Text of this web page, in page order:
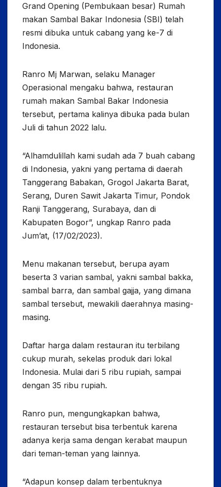
Grand Opening (Pembukaan besar) Rumah
makan Sambal Bakar Indonesia (SBI) telah
resmi dibuka untuk cabang yang ke-7 di
Indonesia.
Ranro Mj Marwan, selaku Manager
Operasional mengaku bahwa, restauran
rumah makan Sambal Bakar Indonesia
tersebut, pertama kalinya dibuka pada bulan
Juli di tahun 2022 lalu.
“Alhamdulillah kami sudah ada 7 buah cabang
di Indonesia, yakni yang pertama di daerah
Tanggerang Babakan, Grogol Jakarta Barat,
Serang, Duren Sawit Jakarta Timur, Pondok
Ranji Tanggerang, Surabaya, dan di
Kabupaten Bogor”, ungkap Ranro pada
Jum’at, (17/02/2023).
Menu makanan tersebut, berupa ayam
beserta 3 varian sambal, yakni sambal bakka,
sambal barra, dan sambal gajja, yang dimana
sambal tersebut, mewakili daerahnya masing-
masing.
Daftar harga dalam restauran itu terbilang
cukup murah, sekelas produk dari lokal
Indonesia. Mulai dari 5 ribu rupiah, sampai
dengan 35 ribu rupiah.
Ranro pun, mengungkapkan bahwa,
restauran tersebut bisa terbentuk karena
adanya kerja sama dengan kerabat maupun
dari teman-teman yang lainnya.
“Adapun konsep dalam terbentuknya